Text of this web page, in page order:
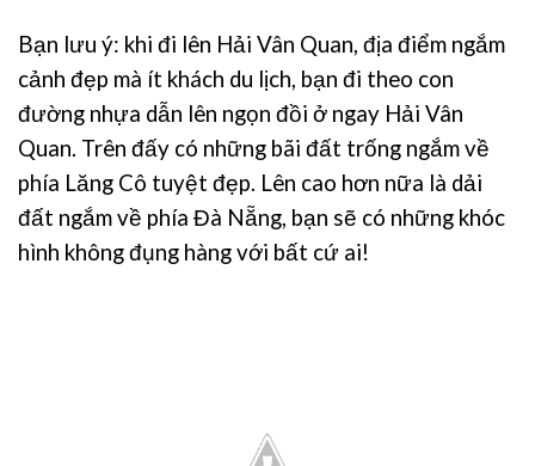
Bạn lưu ý: khi đi lên Hải Vân Quan, địa điểm ngắm
cảnh đẹp mà ít khách du lịch, bạn đi theo con
đường nhựa dẫn lên ngọn đồi ở ngay Hải Vân
Quan. Trên đấy có những bãi đất trống ngắm về
phía Lăng Cô tuyệt đẹp. Lên cao hơn nữa là dải
đất ngắm về phía Đà Nẵng, bạn sẽ có những khóc
hình không đụng hàng với bất cứ ai!